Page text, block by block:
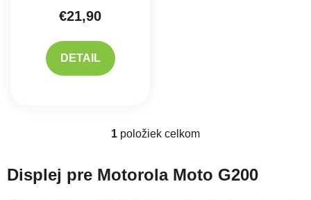
€21,90
DETAIL
Ovládacie prvky výpisu
1 položiek celkom
Displej pre Motorola Moto G200